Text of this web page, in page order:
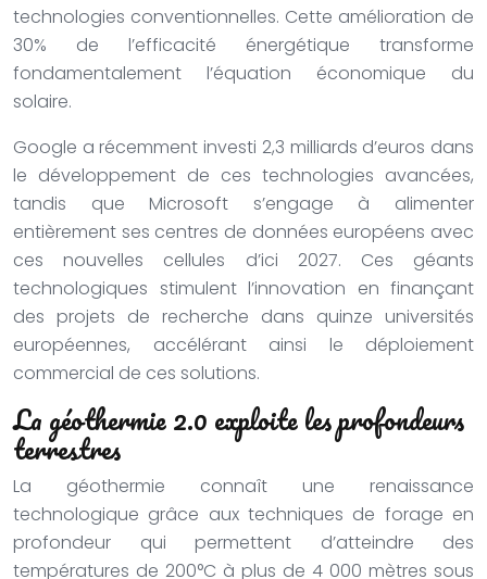
technologies conventionnelles. Cette amélioration de
30% de l’efficacité énergétique transforme
fondamentalement l’équation économique du
solaire.
Google a récemment investi 2,3 milliards d’euros dans
le développement de ces technologies avancées,
tandis que Microsoft s’engage à alimenter
entièrement ses centres de données européens avec
ces nouvelles cellules d’ici 2027. Ces géants
technologiques stimulent l’innovation en finançant
des projets de recherche dans quinze universités
européennes, accélérant ainsi le déploiement
commercial de ces solutions.
La géothermie 2.0 exploite les profondeurs
terrestres
La géothermie connaît une renaissance
technologique grâce aux techniques de forage en
profondeur qui permettent d’atteindre des
températures de 200°C à plus de 4 000 mètres sous